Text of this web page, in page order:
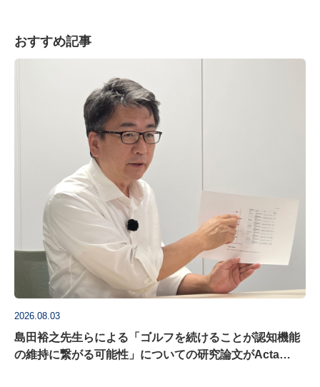
おすすめ記事
2026.08.03
島田裕之先生らによる「ゴルフを続けることが認知機能
の維持に繋がる可能性」についての研究論文がActa